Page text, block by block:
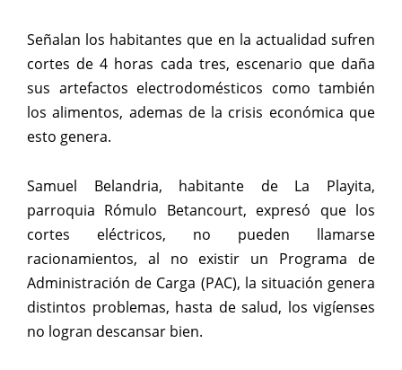
Señalan los habitantes que en la actualidad sufren
cortes de 4 horas cada tres, escenario que daña
sus artefactos electrodomésticos como también
los alimentos, ademas de la crisis económica que
esto genera.
Samuel Belandria, habitante de La Playita,
parroquia Rómulo Betancourt, expresó que los
cortes eléctricos, no pueden llamarse
racionamientos, al no existir un Programa de
Administración de Carga (PAC), la situación genera
distintos problemas, hasta de salud, los vigíenses
no logran descansar bien.